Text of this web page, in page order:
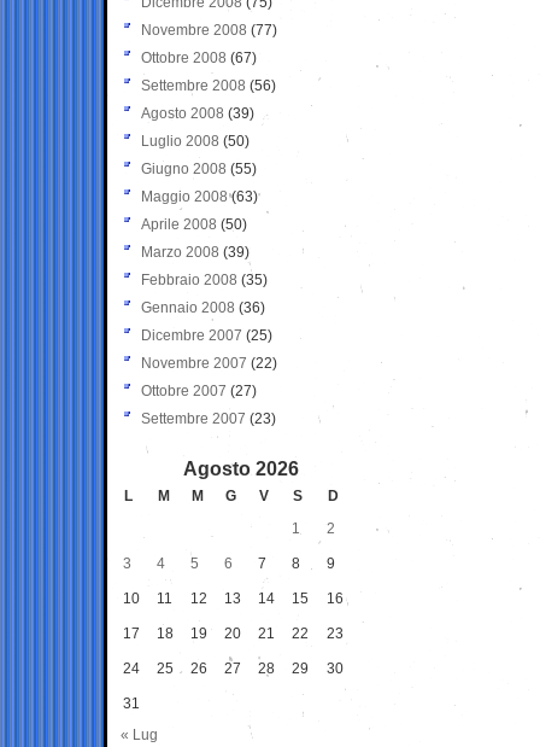
Novembre 2008 (77)
Ottobre 2008 (67)
Settembre 2008 (56)
Agosto 2008 (39)
Luglio 2008 (50)
Giugno 2008 (55)
Maggio 2008(63)
Aprile 2008 (50)
Marzo 2008 (39)
Febbraio 2008 (35)
Gennaio 2008 (36)
Dicembre 2007 (25)
Novembre 2007 (22)
Ottobre 2007 (27)
Settembre 2007 (23)
Agosto 2026
L M M G V S
D
1
2
3 4 5 6 7 8 9
10 11 12 13 14 15 16
17 18 19 20 21 22 23
24 25 26 27 28 29 30
31
« Lug